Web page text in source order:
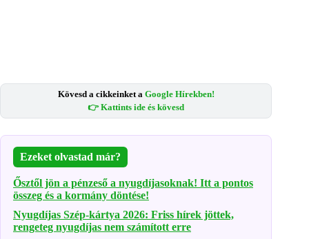
Kövesd a cikkeinket a Google Hírekben!
👉 Kattints ide és kövesd
Ezeket olvastad már?
Ősztől jön a pénzeső a nyugdíjasoknak! Itt a pontos
összeg és a kormány döntése!
Nyugdíjas Szép-kártya 2026: Friss hírek jöttek,
rengeteg nyugdíjas nem számított erre